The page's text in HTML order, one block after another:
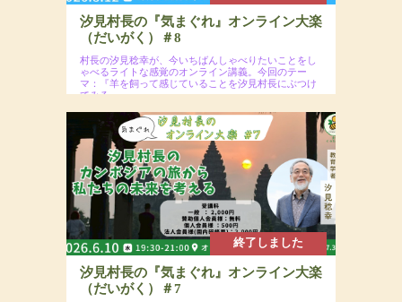
汐見村長の『気まぐれ』オンライン大楽
（だいがく）＃8
村長の汐見稔幸が、今いちばんしゃべりたいことをし
ゃべるライトな感覚のオンライン講義。今回のテー
マ：『羊を飼って感じていることを汐見村長にぶつけ
てみる』
2026年8月12日（水）19:30〜21:00予定
場所：オンラインzoomウェビナー開催＋2026年
9月30日までアーカイブ配信あり
参加費：一般2,000円（※年会員割引コードの入力
で割引あり）
終了しました
汐見村長の『気まぐれ』オンライン大楽
（だいがく）＃7